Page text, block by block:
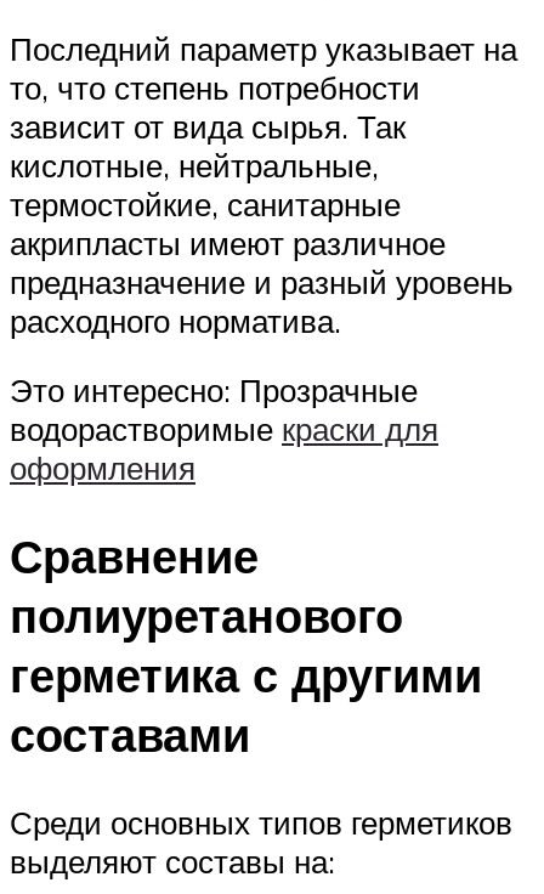
Последний параметр указывает на
то, что степень потребности
зависит от вида сырья. Так
кислотные, нейтральные,
термостойкие, санитарные
акрипласты имеют различное
предназначение и разный уровень
расходного норматива.
Это интересно: Прозрачные
водорастворимые краски для
оформления
Сравнение
полиуретанового
герметика с другими
составами
Среди основных типов герметиков
выделяют составы на: